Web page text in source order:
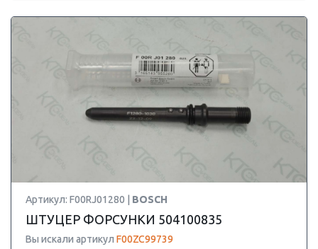
Артикул: F00RJ01280 | BOSCH
ШТУЦЕР ФОРСУНКИ 504100835
Вы искали артикул F00ZC99739